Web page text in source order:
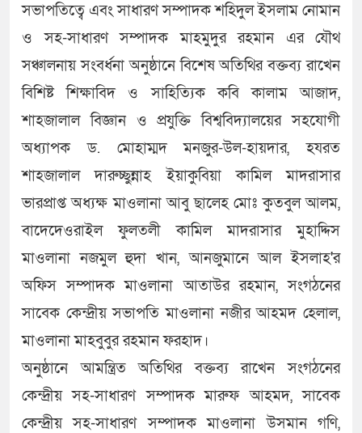
সভাপতিত্বে এবং সাধারণ সম্পাদক শহিদুল ইসলাম নোমান
ও সহ-সাধারণ সম্পাদক মাহমুদুর রহমান এর যৌথ
সঞ্চালনায় সংবর্ধনা অনুষ্ঠানে বিশেষ অতিথির বক্তব্য রাখেন
বিশিষ্ট শিক্ষাবিদ ও সাহিত্যিক কবি কালাম আজাদ,
শাহজালাল বিজ্ঞান ও প্রযুক্তি বিশ্ববিদ্যালয়ের সহযোগী
অধ্যাপক ড. মোহাম্মদ মনজুর-উল-হায়দার, হযরত
শাহজালাল দারুচ্ছুন্নাহ ইয়াকুবিয়া কামিল মাদরাসার
ভারপ্রাপ্ত অধ্যক্ষ মাওলানা আবু ছালেহ মোঃ কুতবুল আলম,
বাদেদেওরাইল ফুলতলী কামিল মাদরাসার মুহাদ্দিস
মাওলানা নজমুল হুদা খান, আনজুমানে আল ইসলাহ'র
অফিস সম্পাদক মাওলানা আতাউর রহমান, সংগঠনের
সাবেক কেন্দ্রীয় সভাপতি মাওলানা নজীর আহমদ হেলাল,
মাওলানা মাহবুবুর রহমান ফরহাদ।
অনুষ্ঠানে আমন্ত্রিত অতিথির বক্তব্য রাখেন সংগঠনের
কেন্দ্রীয় সহ-সাধারণ সম্পাদক মারুফ আহমদ, সাবেক
কেন্দ্রীয় সহ-সাধারণ সম্পাদক মাওলানা উসমান গণি,